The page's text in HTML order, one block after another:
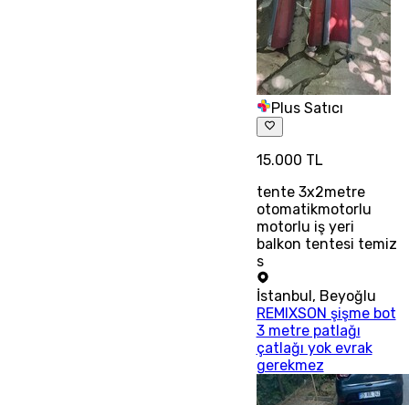
Plus Satıcı
15.000 TL
tente 3x2metre
otomatikmotorlu
motorlu iş yeri
balkon tentesi temiz
s
İstanbul , Beyoğlu
REMIXSON şişme bot
3 metre patlağı
çatlağı yok evrak
gerekmez